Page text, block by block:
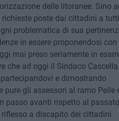
delle litoranee. Sino
poste dai cittadini a tutti
problematica di sua
in essere proponendosi con
mai preso seriamente in
che ad oggi il Sindaco Cascella
e dimostrando
gli assessori al ramo Pelle
passo avanti rispetto al passato
a discapito dei cittadini